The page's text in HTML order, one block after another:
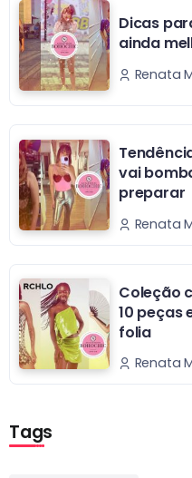
Dicas
ainda
Renata
vai
preparar
Renata
Coleção
10 peças
folia
Renata
Tags